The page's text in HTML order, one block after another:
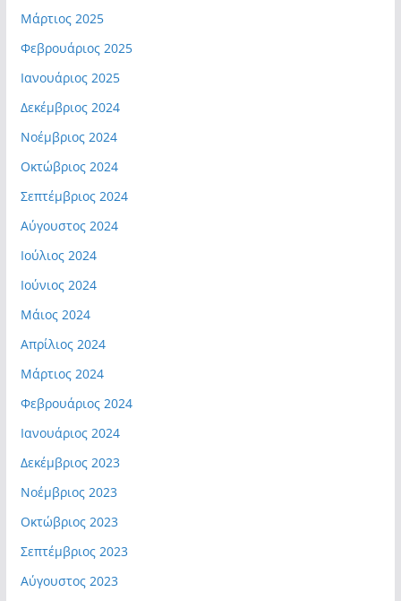
Μάρτιος 2025
Φεβρουάριος 2025
Ιανουάριος 2025
Δεκέμβριος 2024
Νοέμβριος 2024
Οκτώβριος 2024
Σεπτέμβριος 2024
Αύγουστος 2024
Ιούλιος 2024
Ιούνιος 2024
Μάιος 2024
Απρίλιος 2024
Μάρτιος 2024
Φεβρουάριος 2024
Ιανουάριος 2024
Δεκέμβριος 2023
Νοέμβριος 2023
Οκτώβριος 2023
Σεπτέμβριος 2023
Αύγουστος 2023